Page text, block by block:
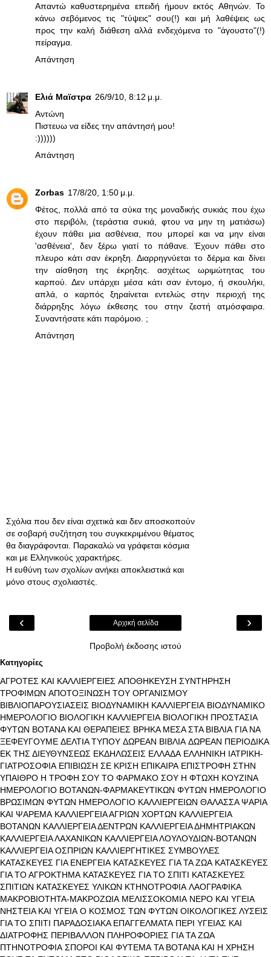
Απαντώ καθυστερημένα επειδή ήμουν εκτός Αθηνών. Το
κάνω σεβόμενος τις "τύψεις" σου(!) και μή λαθέψεις ως
προς την καλή διάθεση αλλά ενδεχόμενα το "άγουστο"(!)
πείραγμα.
Απάντηση
Ελιά Μαϊστρα 26/9/10, 8:12 μ.μ.
Αντώνη
Πιστευω να είδες την απάντησή μου!
:))))))
Απάντηση
Zorbas 17/8/20, 1:50 μ.μ.
Φέτος, πολλά από τα σύκα της μοναδικής συκιάς που έχω
στο περιβόλι, (τεράστια συκιά, φτου να μην τη ματιάσω)
έχουν πάθει μια ασθένεια, που μπορεί και να μην είναι
'ασθένεια', δεν ξέρω γιατί το πάθανε. Έχουν πάθει στο
πλευρο κάτι σαν έκρηξη. Διαρρηγνύεται το δέρμα και δίνει
την αίσθηση της έκρηξης. ασχέτως ωριμώτητας του
καρπού. Δεν υπάρχει μέσα κάτι σαν έντομο, ή σκουλήκι,
απλά, ο καρπός ξηραίνεται εντελώς στην περιοχή της
διάρρηξης λόγω έκθεσης του στην ζεστή ατμόσφαιρα.
Συναντήσατε κάτι παρόμοιο. ;
Απάντηση
Σχόλια που δεν είναι σχετικά και δεν αποσκοπούν
σε σοβαρή συζήτηση του συγκεκριμένου θέματος
θα διαγράφονται. Παρακαλώ να γράφεται κόσμια
και με Ελληνικούς χαρακτήρες.
Η ευθύνη των σχολίων ανήκει αποκλειστικά και
μόνο στους σχολιαστές.
‹ ›
Αρχική σελίδα
Προβολή έκδοσης ιστού
Κατηγορίες
ΑΓΡΟΤΕΣ ΚΑΙ ΚΑΛΛΙΕΡΓΕΙΕΣ ΑΠΟΘΗΚΕΥΣΗ ΣΥΝΤΗΡΗΣΗ
ΤΡΟΦΙΜΩΝ ΑΠΟΤΟΞΙΝΩΣΗ ΤΟΥ ΟΡΓΑΝΙΣΜΟΥ
ΒΙΒΛΙΟΠΑΡΟΥΣΙΑΣΕΙΣ ΒΙΟΔΥΝΑΜΙΚΗ ΚΑΛΛΙΕΡΓΕΙΑ ΒΙΟΔΥΝΑΜΙΚΟ
ΗΜΕΡΟΛΟΓΙΟ ΒΙΟΛΟΓΙΚΗ ΚΑΛΛΙΕΡΓΕΙΑ ΒΙΟΛΟΓΙΚΗ ΠΡΟΣΤΑΣΙΑ
ΦΥΤΩΝ ΒΟΤΑΝΑ ΚΑΙ ΘΕΡΑΠΕΙΕΣ ΒΡΗΚΑ ΜΕΣΑ ΣΤΑ ΒΙΒΛΙΑ ΓΙΑ ΝΑ
ΞΕΦΕΥΓΟΥΜΕ ΔΕΛΤΙΑ ΤΥΠΟΥ ΔΩΡΕΑΝ ΒΙΒΛΙΑ ΔΩΡΕΑΝ ΠΕΡΙΟΔΙΚΑ
ΕΚ ΤΗΣ ΔΙΕΥΘΥΝΣΕΩΣ ΕΚΔΗΛΩΣΕΙΣ ΕΛΛΑΔΑ ΕΛΛΗΝΙΚΗ ΙΑΤΡΙΚΗ-
ΓΙΑΤΡΟΣΟΦΙΑ ΕΠΙΒΙΩΣΗ ΣΕ ΚΡΙΣΗ ΕΠΙΚΑΙΡΑ ΕΠΙΣΤΡΟΦΗ ΣΤΗΝ
ΥΠΑΙΘΡΟ Η ΤΡΟΦΗ ΣΟΥ ΤΟ ΦΑΡΜΑΚΟ ΣΟΥ Η ΦΤΩΧΗ ΚΟΥΖΙΝΑ
ΗΜΕΡΟΛΟΓΙΟ ΒΟΤΑΝΩΝ-ΦΑΡΜΑΚΕΥΤΙΚΩΝ ΦΥΤΩΝ ΗΜΕΡΟΛΟΓΙΟ
ΒΡΩΣΙΜΩΝ ΦΥΤΩΝ ΗΜΕΡΟΛΟΓΙΟ ΚΑΛΛΙΕΡΓΕΙΩΝ ΘΑΛΑΣΣΑ ΨΑΡΙΑ
ΚΑΙ ΨΑΡΕΜΑ ΚΑΛΛΙΕΡΓΕΙΑ ΑΓΡΙΩΝ ΧΟΡΤΩΝ ΚΑΛΛΙΕΡΓΕΙΑ
ΒΟΤΑΝΩΝ ΚΑΛΛΙΕΡΓΕΙΑ ΔΕΝΤΡΩΝ ΚΑΛΛΙΕΡΓΕΙΑ ΔΗΜΗΤΡΙΑΚΩΝ
ΚΑΛΛΙΕΡΓΕΙΑ ΛΑΧΑΝΙΚΩΝ ΚΑΛΛΙΕΡΓΕΙΑ ΛΟΥΛΟΥΔΙΩΝ-ΒΟΤΑΝΩΝ
ΚΑΛΛΙΕΡΓΕΙΑ ΟΣΠΡΙΩΝ ΚΑΛΛΙΕΡΓΗΤΙΚΕΣ ΣΥΜΒΟΥΛΕΣ
ΚΑΤΑΣΚΕΥΕΣ ΓΙΑ ΕΝΕΡΓΕΙΑ ΚΑΤΑΣΚΕΥΕΣ ΓΙΑ ΤΑ ΖΩΑ ΚΑΤΑΣΚΕΥΕΣ
ΓΙΑ ΤΟ ΑΓΡΟΚΤΗΜΑ ΚΑΤΑΣΚΕΥΕΣ ΓΙΑ ΤΟ ΣΠΙΤΙ ΚΑΤΑΣΚΕΥΕΣ
ΣΠΙΤΙΩΝ ΚΑΤΑΣΚΕΥΕΣ ΥΛΙΚΩΝ ΚΤΗΝΟΤΡΟΦΙΑ ΛΑΟΓΡΑΦΙΚΑ
ΜΑΚΡΟΒΙΟΤΗΤΑ-ΜΑΚΡΟΖΩΙΑ ΜΕΛΙΣΣΟΚΟΜΙΑ ΝΕΡΟ ΚΑΙ ΥΓΕΙΑ
ΝΗΣΤΕΙΑ ΚΑΙ ΥΓΕΙΑ Ο ΚΟΣΜΟΣ ΤΩΝ ΦΥΤΩΝ ΟΙΚΟΛΟΓΙΚΕΣ ΛΥΣΕΙΣ
ΓΙΑ ΤΟ ΣΠΙΤΙ ΠΑΡΑΔΟΣΙΑΚΑ ΕΠΑΓΓΕΛΜΑΤΑ ΠΕΡΙ ΥΓΕΙΑΣ ΚΑΙ
ΔΙΑΤΡΟΦΗΣ ΠΕΡΙΒΑΛΛΟΝ ΠΛΗΡΟΦΟΡΙΕΣ ΓΙΑ ΤΑ ΖΩΑ
ΠΤΗΝΟΤΡΟΦΙΑ ΣΠΟΡΟΙ ΚΑΙ ΦΥΤΕΜΑ ΤΑ ΒΟΤΑΝΑ ΚΑΙ Η ΧΡΗΣΗ